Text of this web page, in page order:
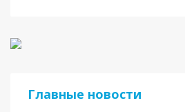
Главные новости